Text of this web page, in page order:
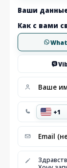
Ваши
Как с вами